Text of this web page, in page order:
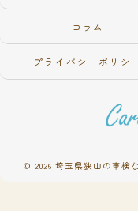
コラム
プライバシーポリシ
© 2026 埼玉県狭山の車検